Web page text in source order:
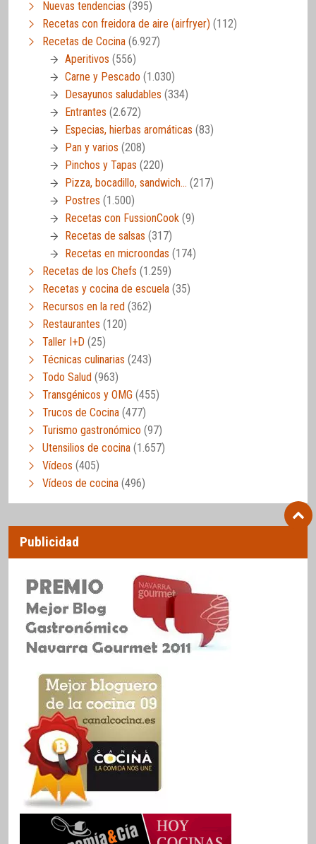
Nuevas tendencias (395)
Recetas con freidora de aire (airfryer) (112)
Recetas de Cocina (6.927)
Aperitivos (556)
Carne y Pescado (1.030)
Desayunos saludables (334)
Entrantes (2.672)
Especias, hierbas aromáticas (83)
Pan y varios (208)
Pinchos y Tapas (220)
Pizza, bocadillo, sandwich… (217)
Postres (1.500)
Recetas con FussionCook (9)
Recetas de salsas (317)
Recetas en microondas (174)
Recetas de los Chefs (1.259)
Recetas y cocina de escuela (35)
Recursos en la red (362)
Restaurantes (120)
Taller I+D (25)
Técnicas culinarias (243)
Todo Salud (963)
Transgénicos y OMG (455)
Trucos de Cocina (477)
Turismo gastronómico (97)
Utensilios de cocina (1.657)
Vídeos (405)
Vídeos de cocina (496)
Publicidad